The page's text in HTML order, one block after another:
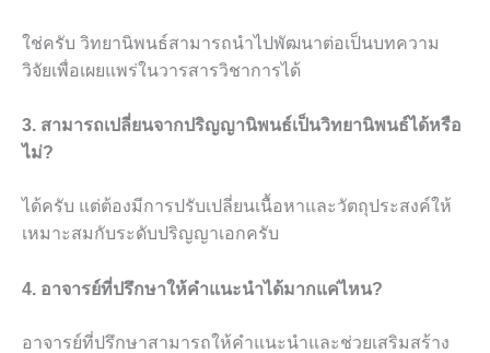
ใช่ครับ วิทยานิพนธ์สามารถนำไปพัฒนาต่อเป็นบทความ
วิจัยเพื่อเผยแพร่ในวารสารวิชาการได้
3. สามารถเปลี่ยนจากปริญญานิพนธ์เป็นวิทยานิพนธ์ได้หรือ
ไม่?
ได้ครับ แต่ต้องมีการปรับเปลี่ยนเนื้อหาและวัตถุประสงค์ให้
เหมาะสมกับระดับปริญญาเอกครับ
4. อาจารย์ที่ปรึกษาให้คำแนะนำได้มากแค่ไหน?
อาจารย์ที่ปรึกษาสามารถให้คำแนะนำและช่วยเสริมสร้าง